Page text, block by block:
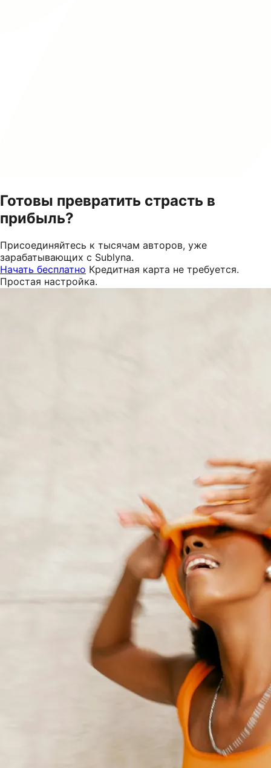
Готовы превратить страсть в
прибыль?
Присоединяйтесь к тысячам авторов, уже
зарабатывающих с Sublyna.
Начать бесплатно Кредитная карта не требуется.
Простая настройка.